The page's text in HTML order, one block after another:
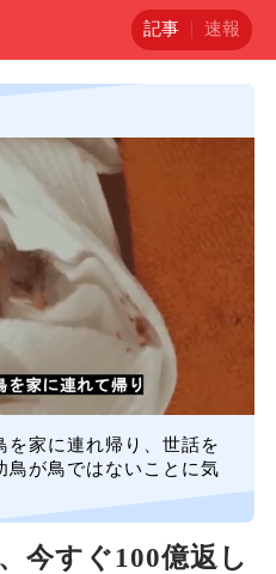
記事 速報
を家に連れ帰り、世話を
鳥が鳥ではないことに気
今すぐ100億返し